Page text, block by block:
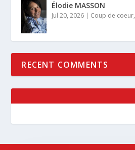
Élodie MASSON
Jul 20, 2026 | Coup de coeur,
RECENT COMMENTS